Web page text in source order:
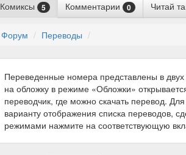
Комиксы 5 Комментарии 0 Читай
Форум Переводы
Переведенные номера представлены в
на обложку в режиме «Обложки»
переводчик, где можно скачать перевод.
варианту отображения списка переводов,
режимами нажмите на соответствующую